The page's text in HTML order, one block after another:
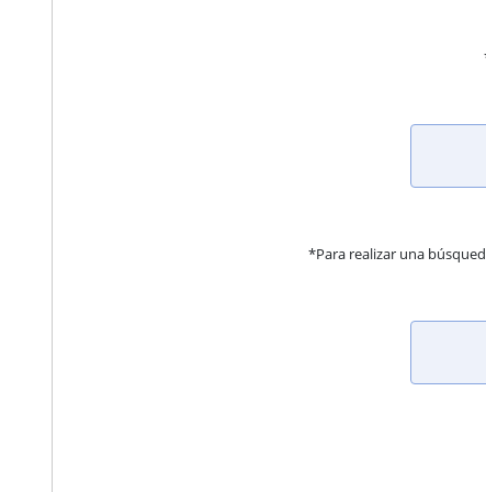
*Para realizar una